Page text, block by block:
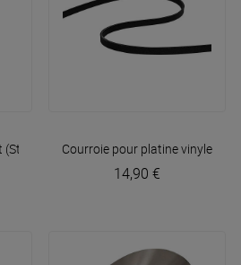
Cleaner)Elipson
Courroie pour platine vinyle
14,90 €